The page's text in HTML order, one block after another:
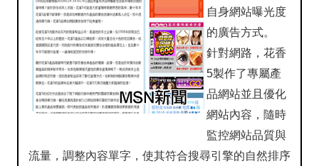
自身網站曝光度
的廣告方式。
針對網路，花香
5製作了專屬產
品網站並且優化
網站內容，隨時
監控網站品質與
流量，調整內容單字，使其符合搜尋引擎的自然排序